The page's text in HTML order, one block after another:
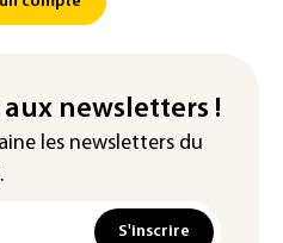
newsletters !
les newsletters du
S'inscrire